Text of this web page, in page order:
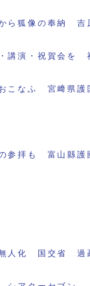
ら狐像の奉納 吉
講演・祝賀会を
こなふ 宮﨑県護
参拝も 富山縣護
人化 国交省 過